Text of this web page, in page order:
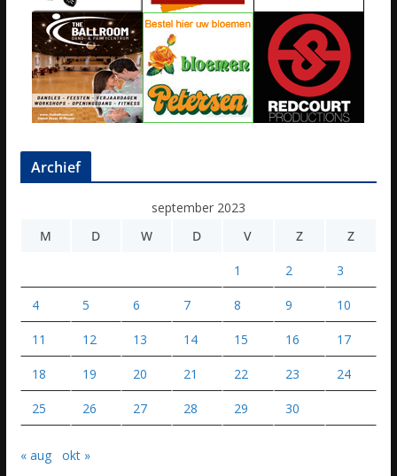
Archief
september 2023
M
D W D V Z Z
1 2 3
4 5 6 7 8 9 10
11 12 13 14 15 16 17
18 19 20 21 22 23 24
25 26 27 28 29 30
« aug okt »